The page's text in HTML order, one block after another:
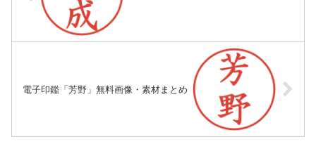
電子印鑑「芳野」無料画像・素材まとめ